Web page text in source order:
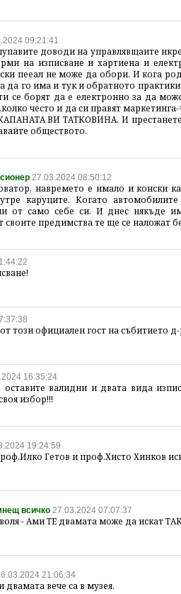
09:21:41
доводи на управлявщаите
на изписване и хартиена и
пееал не може да обори. И кога
да го има и тук и обратното
се борят да е електронно за да
често и да си правят
ВИ ТАТКОВИНА. И престанете
обществото.
27.03.2024 08:50:12
навремето е имало и конски
каруците. Когато
от само себе си. И днес някъде
своите предимства те ще се наложат
от този официален гост на събитието
16:35:24
валидни и двата вида
избор!!!
19:24:59
Гетов и проф.Хисто Хинков
всичко27.03.2024 07:07:37
- Ами ТЕ двамата може да искат
21:06:34
двамата вече са в музея.